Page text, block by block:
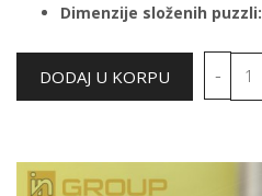
Dimenzije složenih puzzli: